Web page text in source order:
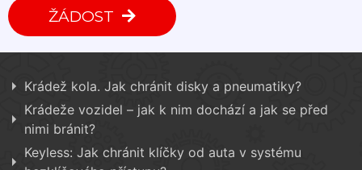
ŽÁDOST
Krádež kola. Jak chránit disky a pneumatiky?
Krádeže vozidel – jak k nim dochází a jak se před
nimi bránit?
Keyless: Jak chránit klíčky od auta v systému